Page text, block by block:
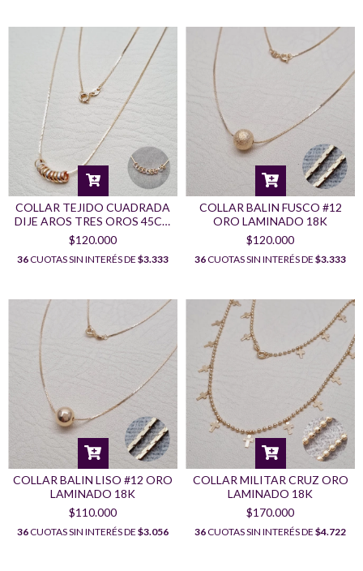
COLLAR TEJIDO CUADRADA
DIJE AROS TRES OROS 45CM
ORO LAMINADO 18K
$120.000
36CUOTAS SIN INTERÉS DE $3.333
COLLAR BALIN FUSCO #12
ORO LAMINADO 18K
$120.000
36CUOTAS SIN INTERÉS DE $3.333
COLLAR BALIN LISO #12 ORO
LAMINADO 18K
$110.000
36CUOTAS SIN INTERÉS DE $3.056
COLLAR MILITAR CRUZ ORO
LAMINADO 18K
$170.000
36CUOTAS SIN INTERÉS DE $4.722